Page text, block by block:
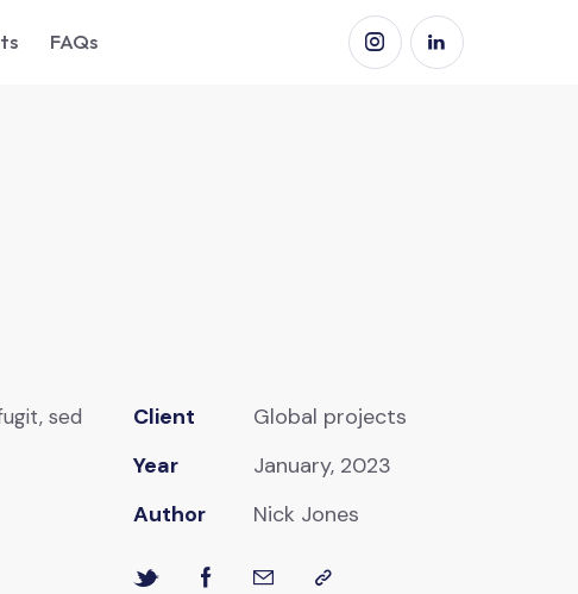
FAQs
sed
Client
Global projects
Year
January, 2023
Author
Nick Jones